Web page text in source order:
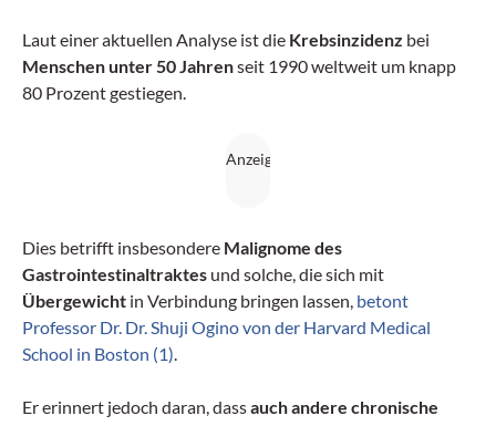
Laut einer aktuellen Analyse ist die Krebsinzidenz bei
Menschen unter 50 Jahrenseit 1990 weltweit um knapp
80 Prozent gestiegen.
Dies betrifft insbesondere Malignome des
Gastrointestinaltraktes und solche, die sich mit
Übergewicht in Verbindung bringen lassen, betont
Professor Dr. Dr. Shuji Ogino von der Harvard Medical
School in Boston (1)
Er erinnert jedoch daran, dassauch andere chronische